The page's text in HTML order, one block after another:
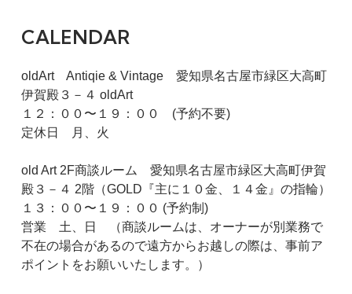
CALENDAR
oldArt Antiqie & Vintage 愛知県名古屋市緑区大高町
伊賀殿３－４ oldArt
１２：００〜１９：００ (予約不要)
定休日 月、火
old Art 2F商談ルーム 愛知県名古屋市緑区大高町伊賀
殿３－４ 2階（GOLD『主に１０金、１４金』の指輪）
１３：００〜１９：００ (予約制)
営業 土、日 （商談ルームは、オーナーが別業務で
不在の場合があるので遠方からお越しの際は、事前ア
ポイントをお願いいたします。）